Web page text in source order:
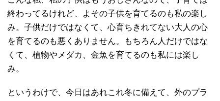
終わってるけれど、よその子供を育てるのも私の楽し
み。子供だけではなくて、心育ちきれてない大人の心
を育てるのも悪くありません。もちろん人だけではな
くて、植物やメダカ、金魚を育てるのも私には楽し
み。
というわけで、今日はあれこれ冬に備えて、外のプラ